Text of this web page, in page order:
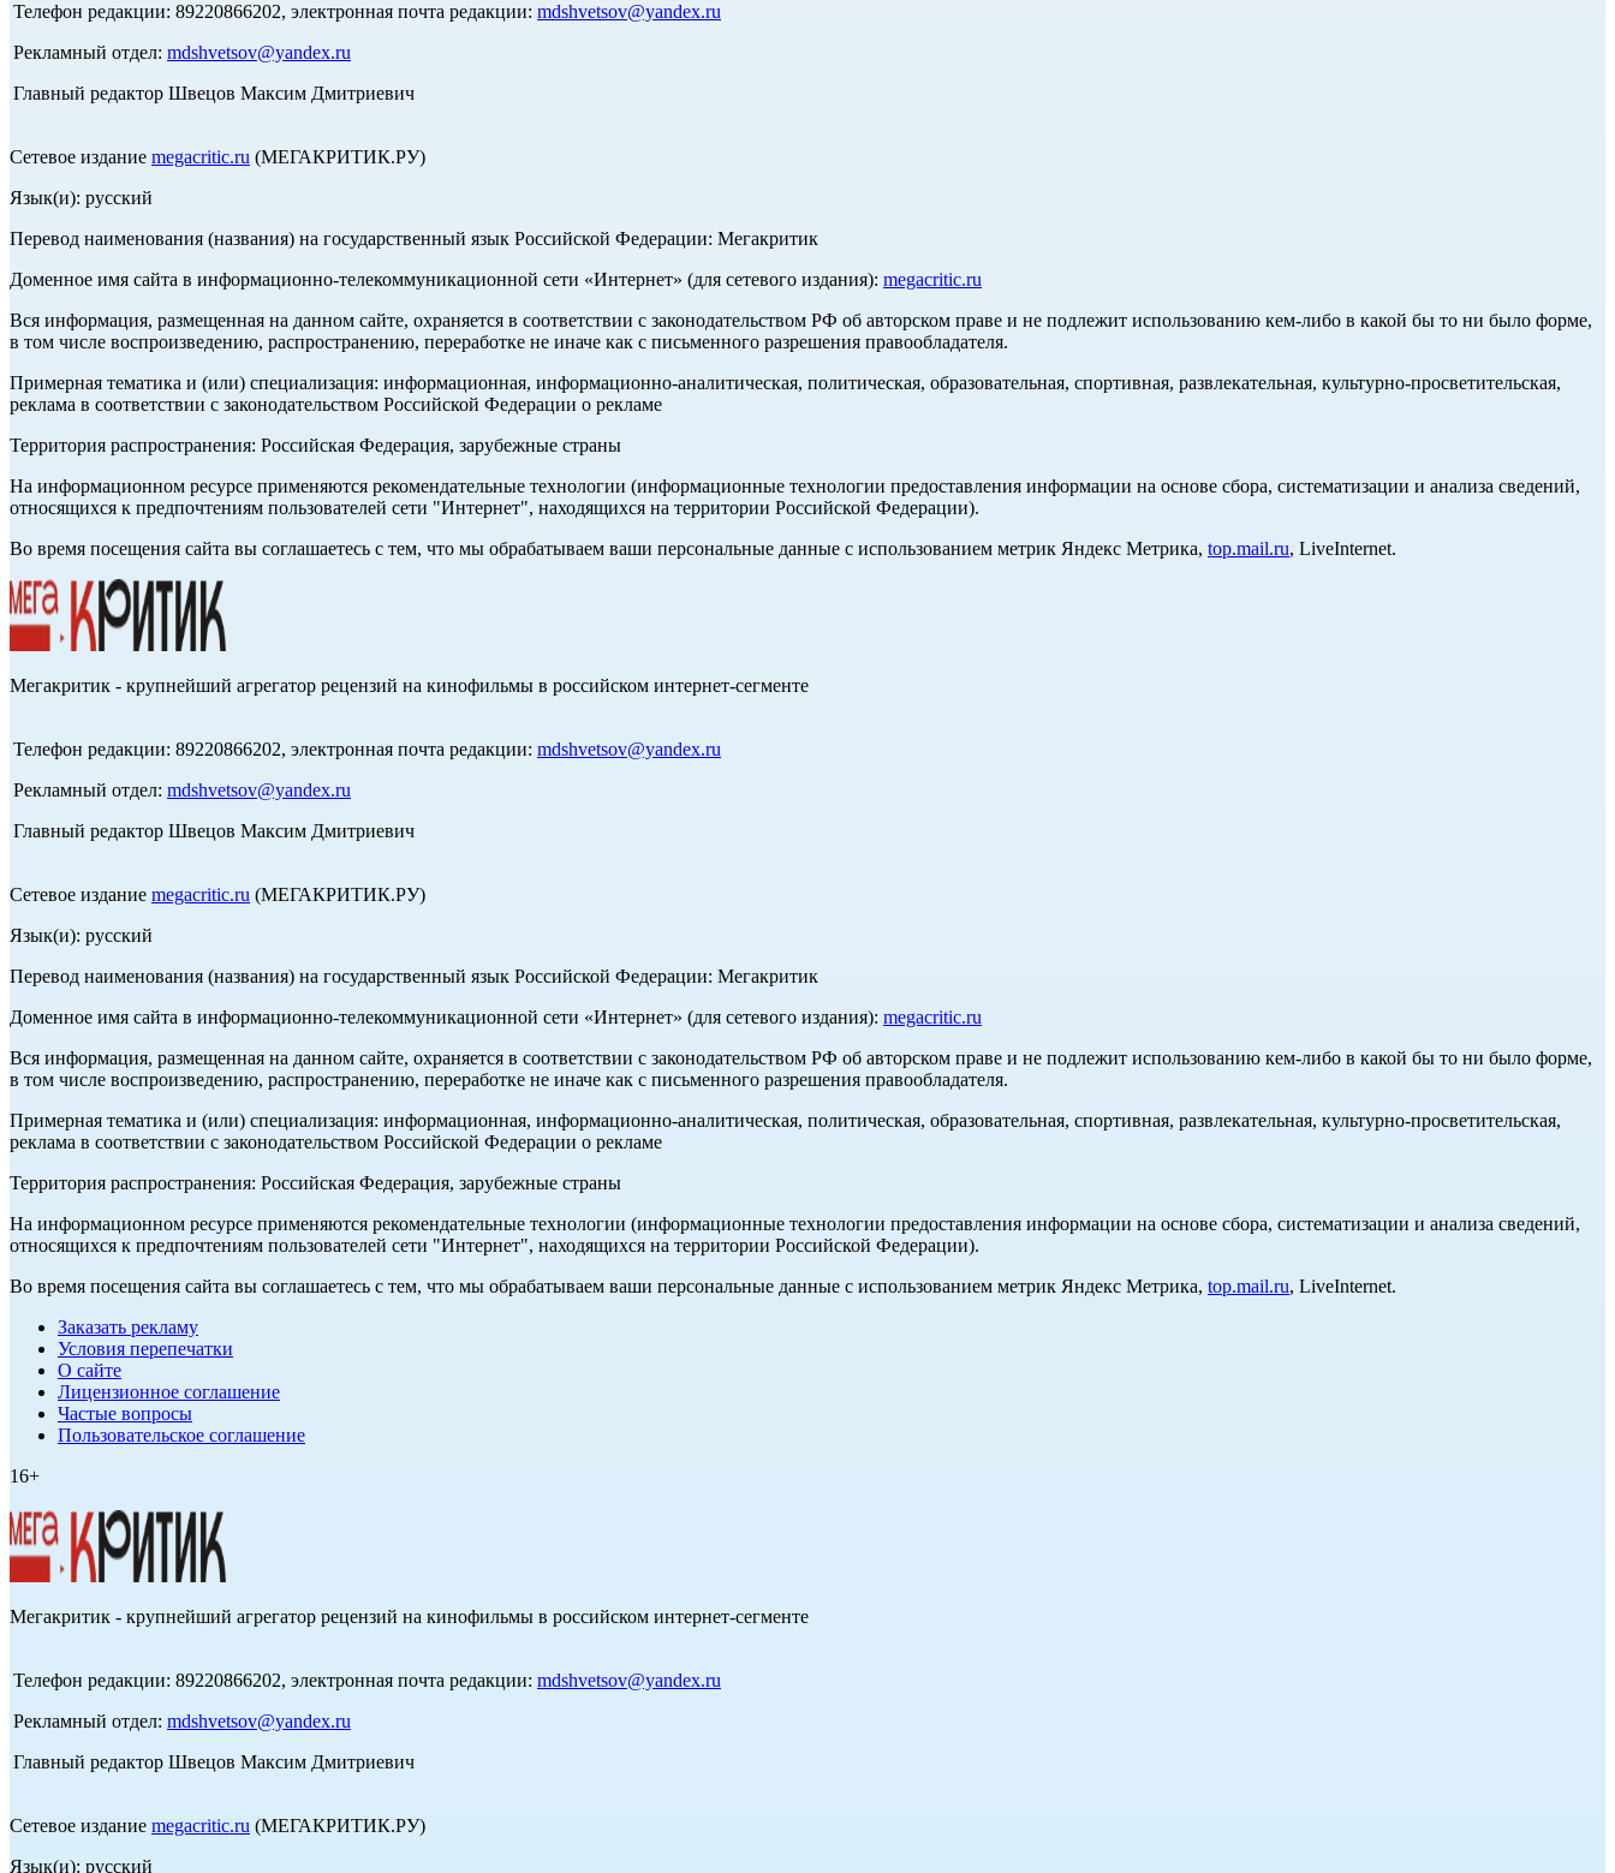
Телефон редакции: 89220866202, электронная почта редакции: mdshvetsov@yandex.ru
Рекламный отдел: mdshvetsov@yandex.ru
Главный редактор Швецов Максим Дмитриевич
Сетевое издание megacritic.ru (МЕГАКРИТИК.РУ)
Язык(и): русский
Перевод наименования (названия) на государственный язык Российской Федерации: Мегакритик
Доменное имя сайта в информационно-телекоммуникационной сети «Интернет» (для сетевого издания): megacritic.ru
Вся информация, размещенная на данном сайте, охраняется в соответствии с законодательством РФ об авторском праве и не подлежит использованию кем-либо в какой бы то ни было форме,
в том числе воспроизведению, распространению, переработке не иначе как с письменного разрешения правообладателя.
Примерная тематика и (или) специализация: информационная, информационно-аналитическая, политическая, образовательная, спортивная, развлекательная, культурно-просветительская,
реклама в соответствии с законодательством Российской Федерации о рекламе
Территория распространения: Российская Федерация, зарубежные страны
На информационном ресурсе применяются рекомендательные технологии (информационные технологии предоставления информации на основе сбора, систематизации и анализа сведений,
относящихся к предпочтениям пользователей сети "Интернет", находящихся на территории Российской Федерации).
Во время посещения сайта вы соглашаетесь с тем, что мы обрабатываем ваши персональные данные с использованием метрик Яндекс Метрика, top.mail.ru, LiveInternet.
Мегакритик - крупнейший агрегатор рецензий на кинофильмы в российском интернет-сегменте
Телефон редакции: 89220866202, электронная почта редакции: mdshvetsov@yandex.ru
Рекламный отдел: mdshvetsov@yandex.ru
Главный редактор Швецов Максим Дмитриевич
Сетевое издание megacritic.ru (МЕГАКРИТИК.РУ)
Язык(и): русский
Перевод наименования (названия) на государственный язык Российской Федерации: Мегакритик
Доменное имя сайта в информационно-телекоммуникационной сети «Интернет» (для сетевого издания): megacritic.ru
Вся информация, размещенная на данном сайте, охраняется в соответствии с законодательством РФ об авторском праве и не подлежит использованию кем-либо в какой бы то ни было форме,
в том числе воспроизведению, распространению, переработке не иначе как с письменного разрешения правообладателя.
Примерная тематика и (или) специализация: информационная, информационно-аналитическая, политическая, образовательная, спортивная, развлекательная, культурно-просветительская,
реклама в соответствии с законодательством Российской Федерации о рекламе
Территория распространения: Российская Федерация, зарубежные страны
На информационном ресурсе применяются рекомендательные технологии (информационные технологии предоставления информации на основе сбора, систематизации и анализа сведений,
относящихся к предпочтениям пользователей сети "Интернет", находящихся на территории Российской Федерации).
Во время посещения сайта вы соглашаетесь с тем, что мы обрабатываем ваши персональные данные с использованием метрик Яндекс Метрика, top.mail.ru, LiveInternet.
Заказать рекламу
Условия перепечатки
О сайте
Лицензионное соглашение
Частые вопросы
Пользовательское соглашение
16+
Мегакритик - крупнейший агрегатор рецензий на кинофильмы в российском интернет-сегменте
Телефон редакции: 89220866202, электронная почта редакции: mdshvetsov@yandex.ru
Рекламный отдел: mdshvetsov@yandex.ru
Главный редактор Швецов Максим Дмитриевич
Сетевое издание megacritic.ru (МЕГАКРИТИК.РУ)
Язык(и): русский